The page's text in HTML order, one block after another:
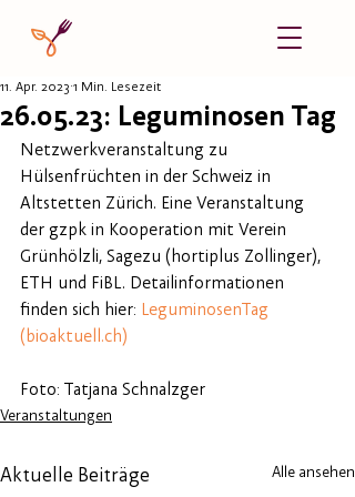
26.05.23: Leguminosen Tag
11. Apr. 2023 1 Min. Lesezeit
Netzwerkveranstaltung zu
Hülsenfrüchten in der Schweiz in
Altstetten Zürich. Eine Veranstaltung
der gzpk in Kooperation mit Verein
Grünhölzli, Sagezu (hortiplus Zollinger),
ETH und FiBL. Detailinformationen
finden sich hier: LeguminosenTag
(bioaktuell.ch)
Foto: Tatjana Schnalzger
Veranstaltungen
Aktuelle Beiträge Alle ansehen